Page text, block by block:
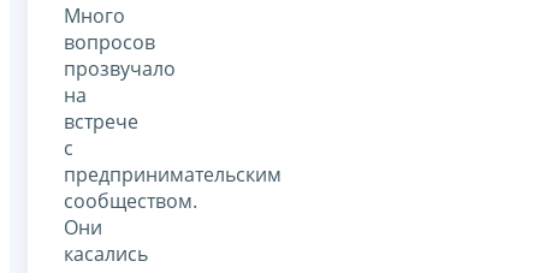
Много
вопросов
прозвучало
на
встрече
с
предпринимательским
сообществом.
Они
касались